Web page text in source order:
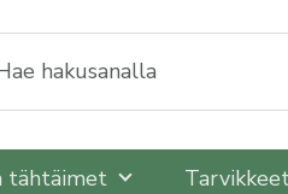
tulee, voit selata niitä
tähtäimet